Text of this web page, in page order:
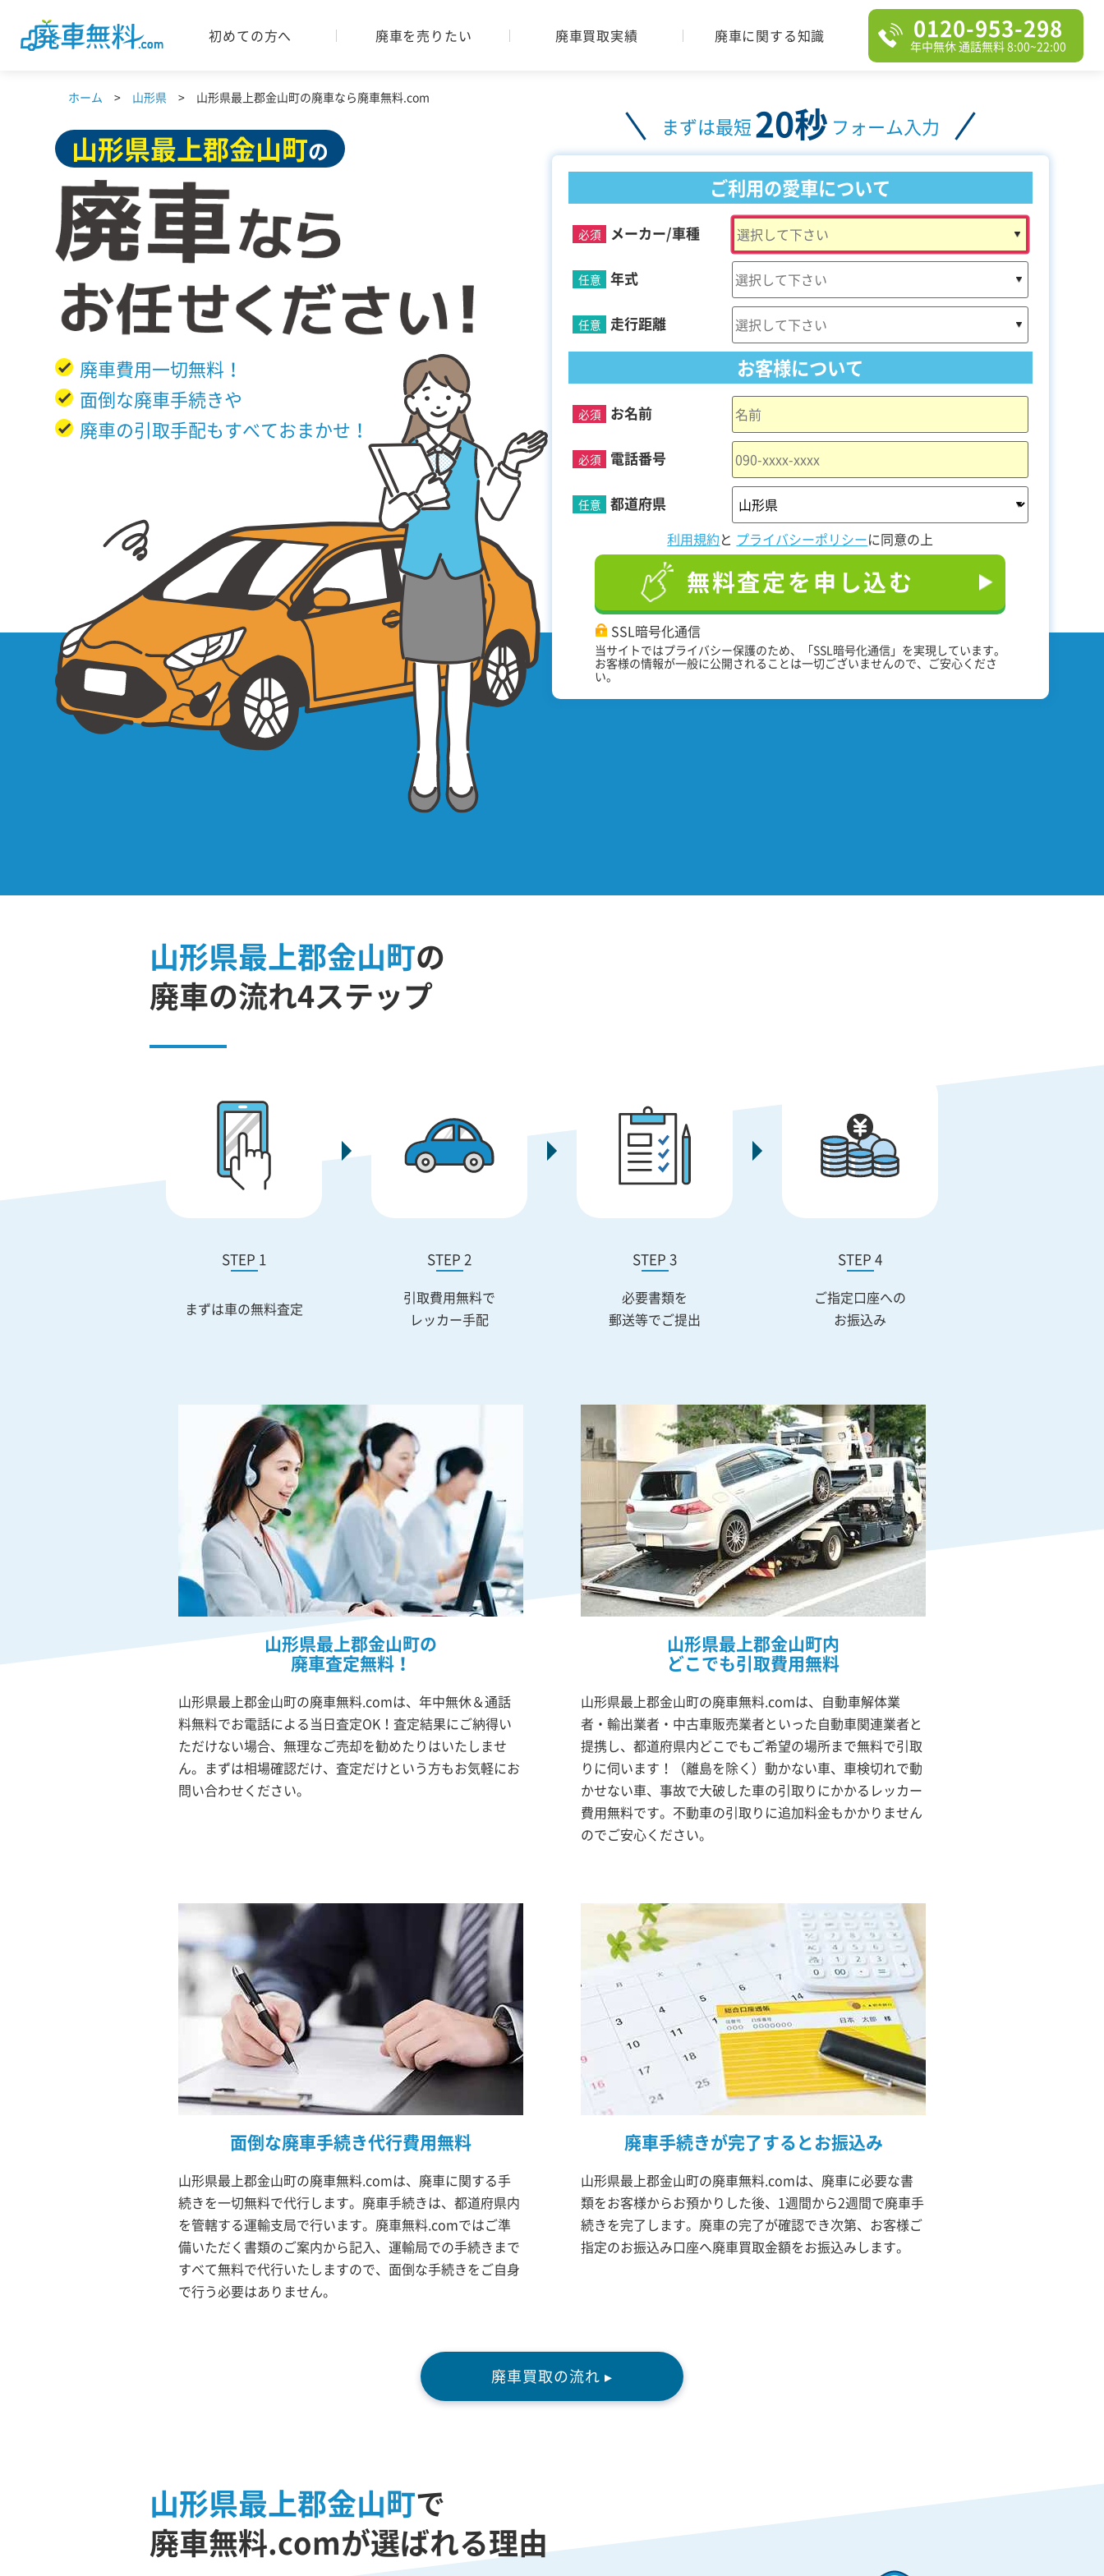
初めての方へ 廃車を売りたい 廃車買取実績 廃車に関する知識 0120-953-298
年中無休 通話無料 8:00~22:00
ホーム 山形県 山形県最上郡金山町の廃車なら廃車無料.com
山形県最上郡金山町の
廃車費用一切無料！
面倒な廃車手続きや
廃車の引取手配もすべておまかせ！
まずは最短20秒 フォーム入力
ご利用の愛車について
メーカー/車種
必須
年式
任意
走行距離
任意
お客様について
お名前
必須
電話番号
必須
都道府県
任意
利用規約と プライバシーポリシーに同意の上
無料査定を申し込む
SSL暗号化通信
当サイトではプライバシー保護のため、「SSL暗号化通信」を実現しています。
お客様の情報が一般に公開されることは一切ございませんので、ご安心くださ
い。
山形県最上郡金山町の
廃車の流れ4ステップ
STEP 1
まずは車の無料査定
STEP 2
引取費用無料で
レッカー手配
STEP 3
必要書類を
郵送等でご提出
STEP 4
ご指定口座への
お振込み
山形県最上郡金山町の
廃車査定無料！
山形県最上郡金山町の廃車無料.comは、年中無休＆通話
料無料でお電話による当日査定OK！査定結果にご納得い
ただけない場合、無理なご売却を勧めたりはいたしませ
ん。まずは相場確認だけ、査定だけという方もお気軽にお
問い合わせください。
山形県最上郡金山町内
どこでも引取費用無料
山形県最上郡金山町の廃車無料.comは、自動車解体業
者・輸出業者・中古車販売業者といった自動車関連業者と
提携し、都道府県内どこでもご希望の場所まで無料で引取
りに伺います！（離島を除く）動かない車、車検切れで動
かせない車、事故で大破した車の引取りにかかるレッカー
費用無料です。不動車の引取りに追加料金もかかりません
のでご安心ください。
面倒な廃車手続き代行費用無料
山形県最上郡金山町の廃車無料.comは、廃車に関する手
続きを一切無料で代行します。廃車手続きは、都道府県内
を管轄する運輸支局で行います。廃車無料.comではご準
備いただく書類のご案内から記入、運輸局での手続きまで
すべて無料で代行いたしますので、面倒な手続きをご自身
で行う必要はありません。
廃車手続きが完了するとお振込み
山形県最上郡金山町の廃車無料.comは、廃車に必要な書
類をお客様からお預かりした後、1週間から2週間で廃車手
続きを完了します。廃車の完了が確認でき次第、お客様ご
指定のお振込み口座へ廃車買取金額をお振込みします。
廃車買取の流れ ▸
山形県最上郡金山町で
廃車無料.comが選ばれる理由